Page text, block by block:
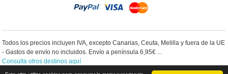
Todos los precios incluyen IVA, excepto Canarias, Ceuta, Melilla y fuera de la UE
- Gastos de envío no incluidos. Envío a península 6,95€ ...
Consulta otros destinos aquí